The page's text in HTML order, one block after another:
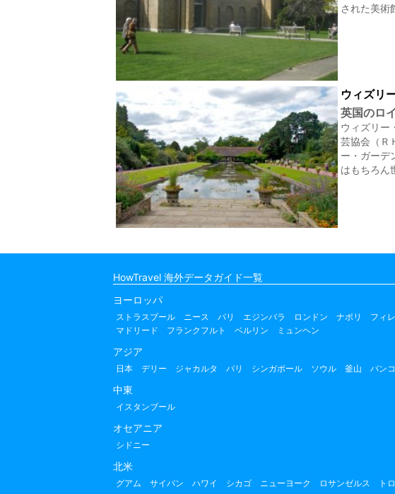
された美術
ウィズリ
英国のロ
ウィズリー
芸協会（Ｒ
ー・ガーデ
はもちろん
HowTravel 海外データガイド一覧
ヨーロッパ
ストラスブール ニース パリ エジンバラ ロンドン ナポリ フィ
マドリード
フランクフルト ベルリン ミュンヘン
アジア
日本 デリー ジャカルタ バリ シンガポール ソウル 釜山 バン
中東
イスタンブール
オセアニア
シドニー
北米
グアム サイパン ハワイ シカゴ ニューヨーク ロサンゼルス ト